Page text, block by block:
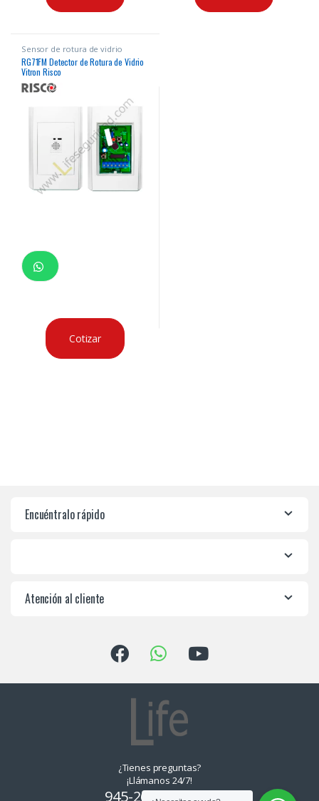
Sensor de rotura de vidrio
RG71FM Detector de Rotura de Vidrio
Vitron Risco
Cotizar
Encuéntralo rápido
Atención al cliente
¿Tienes preguntas?
¡Llámanos 24/7!
945-265550, 955-